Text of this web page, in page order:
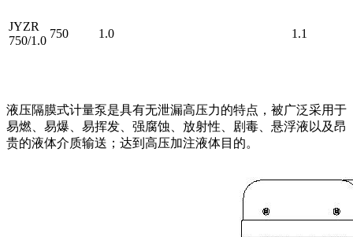
JYZR
750/1.0
750 1.0 1.1
液压隔膜式计量泵是具有无泄漏高压力的特点，被广泛采用于
易燃、易爆、易挥发、强腐蚀、放射性、剧毒、悬浮液以及昂
贵的液体介质输送；达到高压加注液体目的。